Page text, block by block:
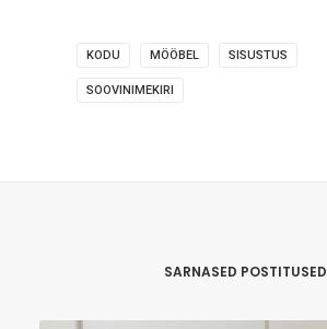
KODU MÖÖBEL SISUSTUS
SOOVINIMEKIRI
SARNASED POSTITUSED